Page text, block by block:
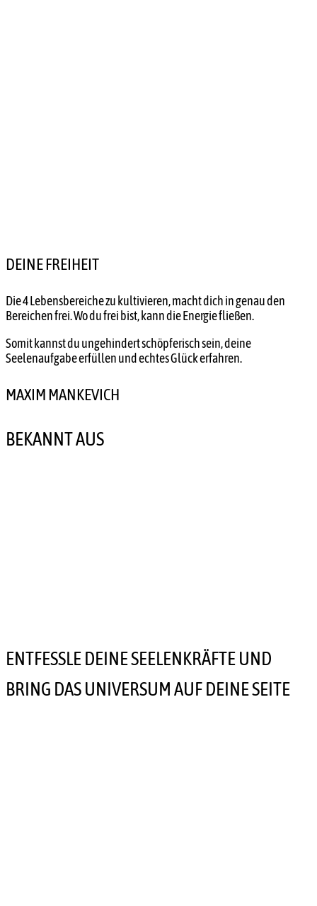
DEINE FREIHEIT
Die 4 Lebensbereiche zu kultivieren, macht dich in genau den
Bereichen frei. Wo du frei bist, kann die Energie fließen.
Somit kannst du ungehindert schöpferisch sein, deine
Seelenaufgabe erfüllen und echtes Glück erfahren.
MAXIM MANKEVICH
BEKANNT AUS
ENTFESSLE DEINE SEELENKRÄFTE UND
BRING DAS UNIVERSUM AUF DEINE SEITE